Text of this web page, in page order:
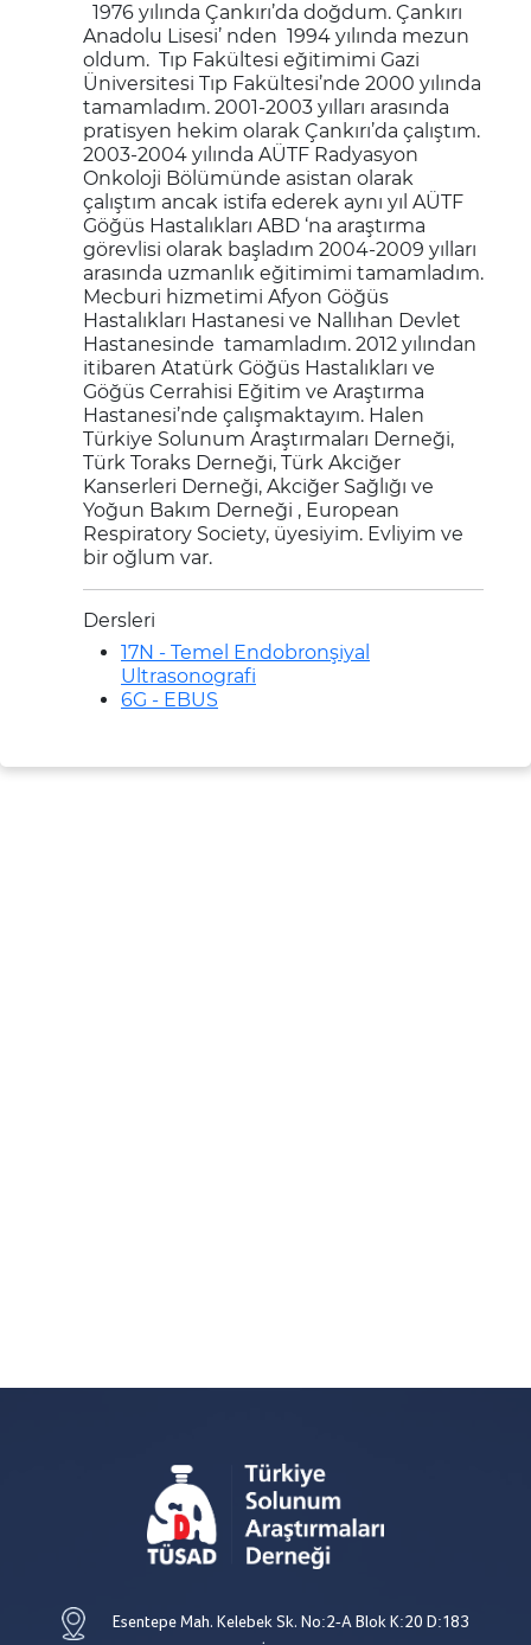
1976 yılında Çankırı’da doğdum. Çankırı
Anadolu Lisesi’ nden 1994 yılında mezun
oldum. Tıp Fakültesi eğitimimi Gazi
Üniversitesi Tıp Fakültesi’nde 2000 yılında
tamamladım. 2001-2003 yılları arasında
pratisyen hekim olarak Çankırı’da çalıştım.
2003-2004 yılında AÜTF Radyasyon
Onkoloji Bölümünde asistan olarak
çalıştım ancak istifa ederek aynı yıl AÜTF
Göğüs Hastalıkları ABD ‘na araştırma
görevlisi olarak başladım 2004-2009 yılları
arasında uzmanlık eğitimimi tamamladım.
Mecburi hizmetimi Afyon Göğüs
Hastalıkları Hastanesi ve Nallıhan Devlet
Hastanesinde tamamladım. 2012 yılından
itibaren Atatürk Göğüs Hastalıkları ve
Göğüs Cerrahisi Eğitim ve Araştırma
Hastanesi’nde çalışmaktayım. Halen
Türkiye Solunum Araştırmaları Derneği,
Türk Toraks Derneği, Türk Akciğer
Kanserleri Derneği, Akciğer Sağlığı ve
Yoğun Bakım Derneği , European
Respiratory Society, üyesiyim. Evliyim ve
bir oğlum var.
Dersleri
17N - Temel Endobronşiyal
Ultrasonografi
6G - EBUS
Esentepe Mah. Kelebek Sk. No:2-A Blok K:20 D:183